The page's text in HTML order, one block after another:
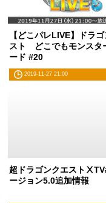
【どこパレLIVE】ドラ
スト どこでもモンスタ
ード #20
2019-11-27 21:00
超ドラゴンクエスト
ージョン5.0追加情報